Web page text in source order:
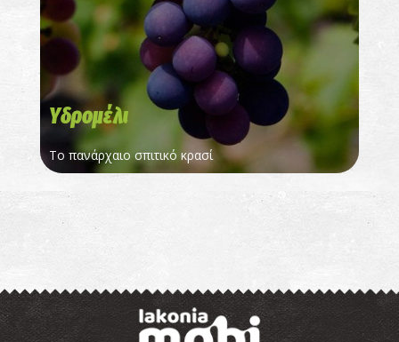
Yδρομέλι
Tο πανάρχαιο σπιτικό κρασί